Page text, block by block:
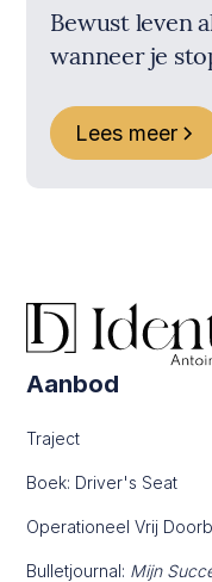
Bewust leven
wanneer je
Lees meer
Aanbod
Traject
Boek: Driver's Seat
Operationeel Vrij
Bulletjournal: Mijn